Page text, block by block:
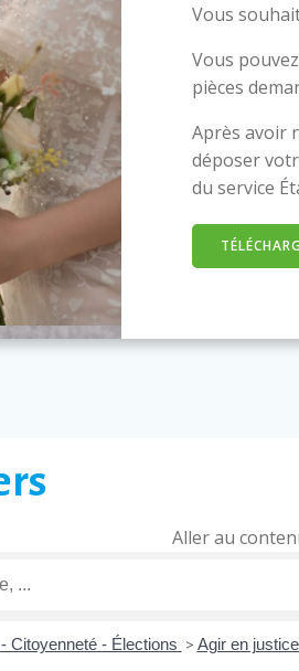
Vous
Vous
pièces
Après avoir
déposer
du service
Aller au
Citoyenneté - Élections > Agir en